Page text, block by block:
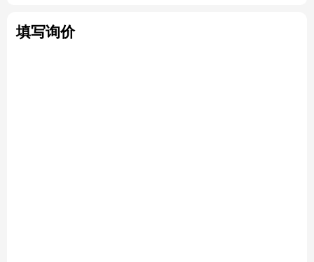
填写询价